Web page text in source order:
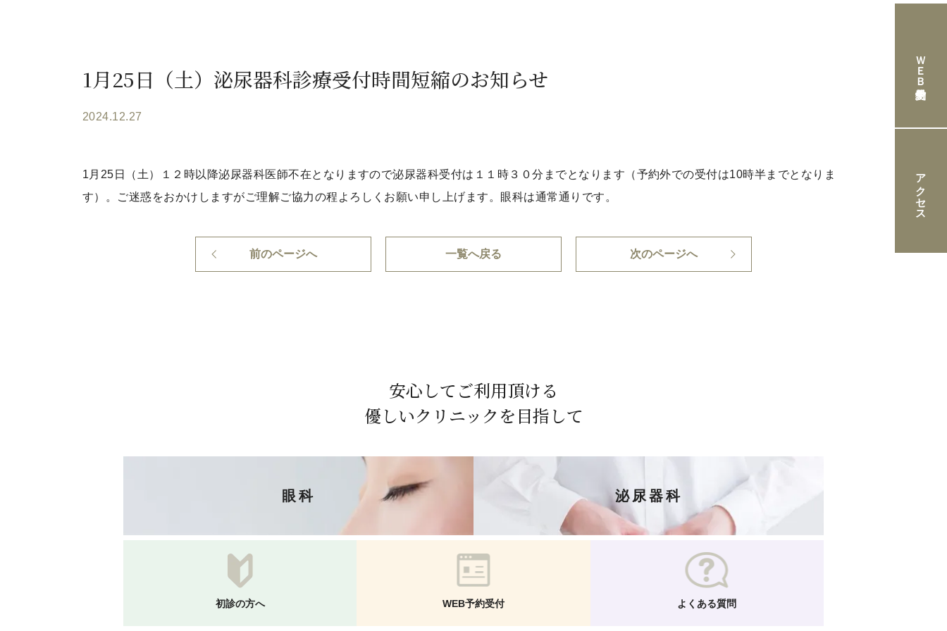
1月25日（土）泌尿器科診療受付時間短縮のお知らせ
2024.12.27
1月25日（土）１２時以降泌尿器科医師不在となりますので泌尿器科受付は１１時３０分までとなります（予約外での受付は10時半までとなりま
す）。ご迷惑をおかけしますがご理解ご協力の程よろしくお願い申し上げます。眼科は通常通りです。
前のページへ 一覧へ戻る 次のページへ
安心してご利用頂ける
優しいクリニックを目指して
眼科 泌尿器科
初診の方へ WEB予約受付 よくある質問
ＷＥＢ予約受付
アクセス